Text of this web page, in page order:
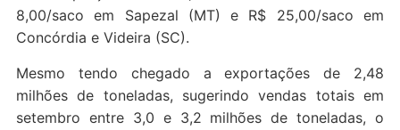
8,00/saco em Sapezal (MT) e R$ 25,00/saco em
Concórdia e Videira (SC).
Mesmo tendo chegado a exportações de 2,48
milhões de toneladas, sugerindo vendas totais em
setembro entre 3,0 e 3,2 milhões de toneladas, o